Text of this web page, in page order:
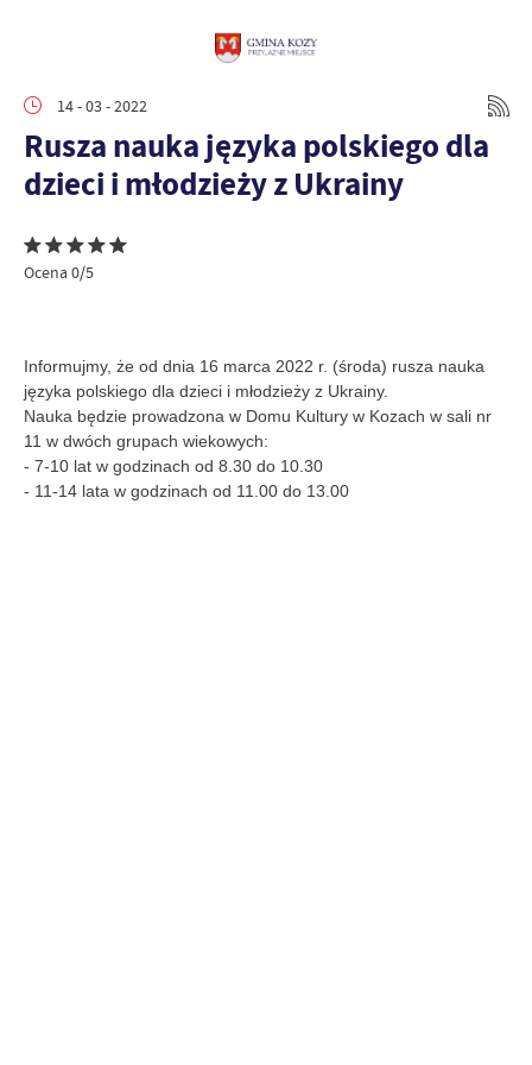
14 - 03 - 2022
Rusza nauka języka polskiego dla
dzieci i młodzieży z Ukrainy
Ocena 0/5
Informujmy, że od dnia 16 marca 2022 r. (środa) rusza nauka
języka polskiego dla dzieci i młodzieży z Ukrainy.
Nauka będzie prowadzona w Domu Kultury w Kozach w sali nr
11 w dwóch grupach wiekowych:
- 7-10 lat w godzinach od 8.30 do 10.30
- 11-14 lata w godzinach od 11.00 do 13.00